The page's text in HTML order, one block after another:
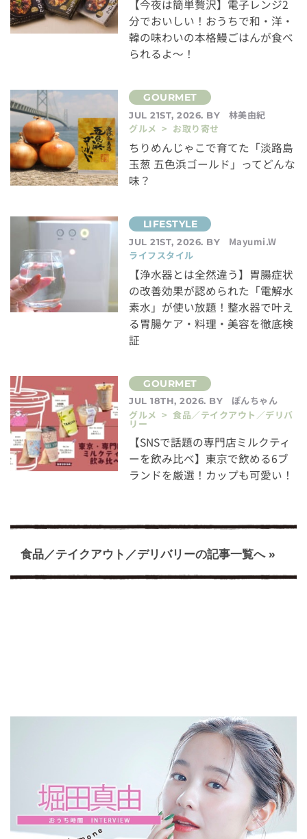
【今夜は簡単贅沢】電子レンジ2
分でおいしい！おうちで和・洋・
韓の味わいの本格鰻ごはんが食べ
られるよ～！
JUL 21ST, 2026. BY
林美由紀
グルメ > お取り寄せ
ちりめんじゃこで育てた「淡路島
玉葱 五色浜ゴールド」ってどんな
味？
JUL 21ST, 2026. BY
Mayumi.W
ライフスタイル
【浄水器とは全然違う】胃腸症状
の改善効果が認められた「電解水
素水」が使い放題！整水器で叶え
る胃腸ケア・料理・美容を徹底検
証
JUL 18TH, 2026. BY
ぽんちゃん
グルメ > 食品／テイクアウト／デリバ
リー
【SNSで話題の専門店ミルクティ
ーを飲み比べ】東京で飲める6ブ
ランドを厳選！カップも可愛い！
食品／テイクアウト／デリバリーの記事一覧へ »